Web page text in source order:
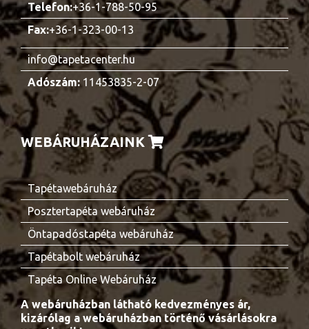
Telefon:+36-1-788-50-95
Fax:+36-1-323-00-13
info@tapetacenter.hu
Adószám:11453835-2-07
WEBÁRUHÁZAINK
Tapétawebáruház
Posztertapéta webáruház
Öntapadóstapéta webáruház
Tapétabolt webáruház
Tapéta Online Webáruház
A webáruházban látható kedvezményes ár,
kizárólag a webáruházban történő vásárlásokra